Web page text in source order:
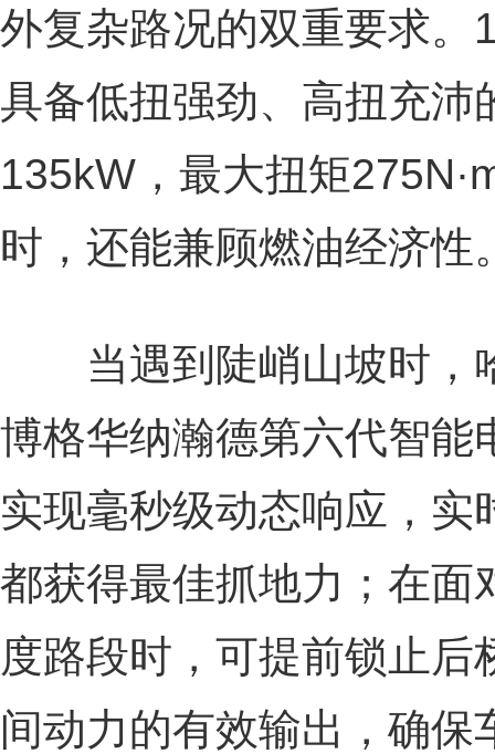
外复杂路况的双重要求。
具备低扭强劲、高扭充沛
135kW，最大扭矩
时，还能兼顾燃油经济性
当遇到陡峭山坡时，
博格华纳瀚德第六代智能
实现毫秒级动态响应，
都获得最佳抓地力；在面
度路段时，可提前锁止
间动力的有效输出，确